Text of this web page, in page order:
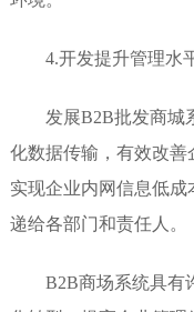
4.开发提升管理水平
发展B2B批发商城系
化数据传输，有效改善
实现企业内网信息低
递给各部门和责任人。
B2B商场系统具有许